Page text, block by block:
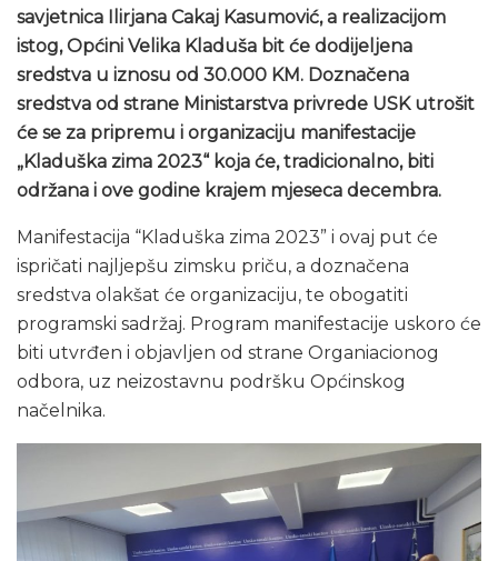
savjetnica Ilirjana Cakaj Kasumović, a realizacijom
istog, Općini Velika Kladuša bit će dodijeljena
sredstva u iznosu od 30.000 KM. Doznačena
sredstva od strane Ministarstva privrede USK utrošit
će se za pripremu i organizaciju manifestacije
„Kladuška zima 2023“ koja će, tradicionalno, biti
održana i ove godine krajem mjeseca decembra.
Manifestacija “Kladuška zima 2023” i ovaj put će
ispričati najljepšu zimsku priču, a doznačena
sredstva olakšat će organizaciju, te obogatiti
programski sadržaj. Program manifestacije uskoro će
biti utvrđen i objavljen od strane Organiacionog
odbora, uz neizostavnu podršku Općinskog
načelnika.